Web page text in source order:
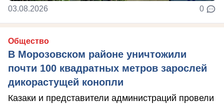
03.08.2026 0
Общество
В Морозовском районе уничтожили
почти 100 квадратных метров зарослей
дикорастущей конопли
Казаки и представители администраций провели